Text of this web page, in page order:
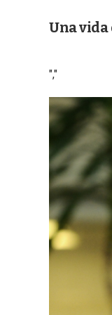
Una vida
","